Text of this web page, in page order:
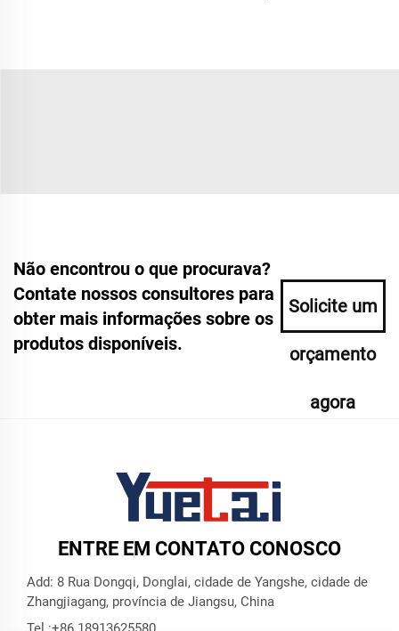
Não encontrou o que procurava?
Contate nossos consultores para
obter mais informações sobre os
produtos disponíveis.
Solicite um
orçamento
agora
ENTRE EM CONTATO CONOSCO
Add: 8 Rua Dongqi, Donglai, cidade de Yangshe, cidade de
Zhangjiagang, província de Jiangsu, China